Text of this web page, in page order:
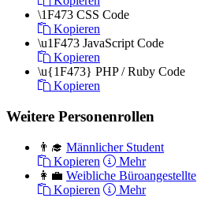
\1F473 CSS Code
Kopieren
\u1F473 JavaScript Code
Kopieren
\u{1F473} PHP / Ruby Code
Kopieren
Weitere Personenrollen
👨‍🎓 Männlicher Student
Kopieren
Mehr
👩‍💼 Weibliche Büroangestellte
Kopieren
Mehr